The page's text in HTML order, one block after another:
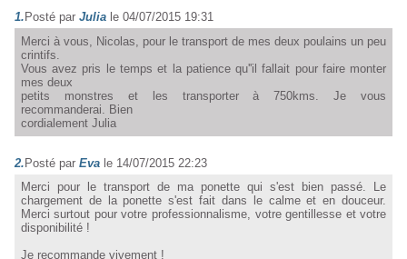
1. Posté par Julia le 04/07/2015 19:31
Merci à vous, Nicolas, pour le transport de mes deux poulains un peu
crintifs.
Vous avez pris le temps et la patience qu''il fallait pour faire monter
mes deux
petits monstres et les transporter à 750kms. Je vous
recommanderai. Bien
cordialement Julia
2.Posté par Eva le 14/07/2015 22:23
Merci pour le transport de ma ponette qui s'est bien passé. Le
chargement de la ponette s'est fait dans le calme et en douceur.
Merci surtout pour votre professionnalisme, votre gentillesse et votre
disponibilité !
Je recommande vivement !